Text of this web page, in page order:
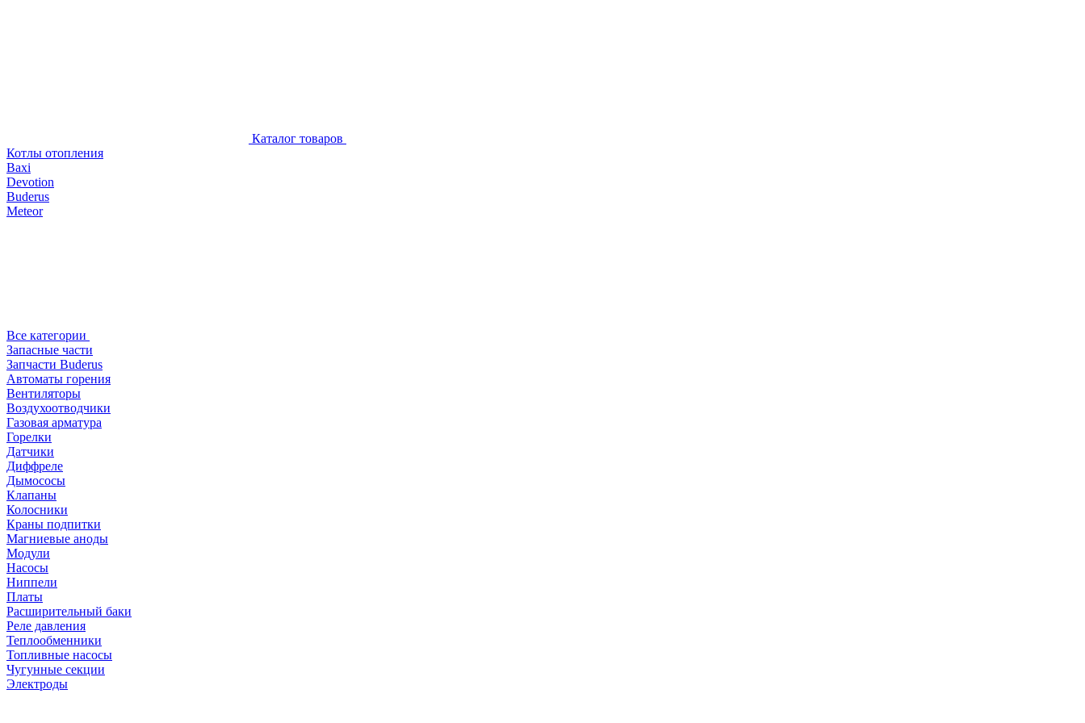
Каталог товаров
Котлы отопления
Baxi
Devotion
Buderus
Meteor
Все категории
Запасные части
Запчасти Buderus
Автоматы горения
Вентиляторы
Воздухоотводчики
Газовая арматура
Горелки
Датчики
Диффреле
Дымососы
Клапаны
Колосники
Краны подпитки
Магниевые аноды
Модули
Насосы
Ниппели
Платы
Расширительный баки
Реле давления
Теплообменники
Топливные насосы
Чугунные секции
Электроды